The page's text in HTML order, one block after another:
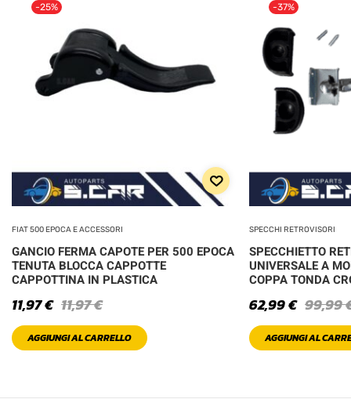
-25%
FIAT 500 EPOCA E ACCESSORI
GANCIO FERMA CAPOTE PER 500 EPOCA
TENUTA BLOCCA CAPPOTTE
CAPPOTTINA IN PLASTICA
11,97€
11,97€
AGGIUNGI AL CARRELLO
-37%
SPECCHI RETROVISORI
SPECCHIETTO
UNIVERSALE A
COPPA TONDA
99,99
62,99€
AGGIUNGI AL